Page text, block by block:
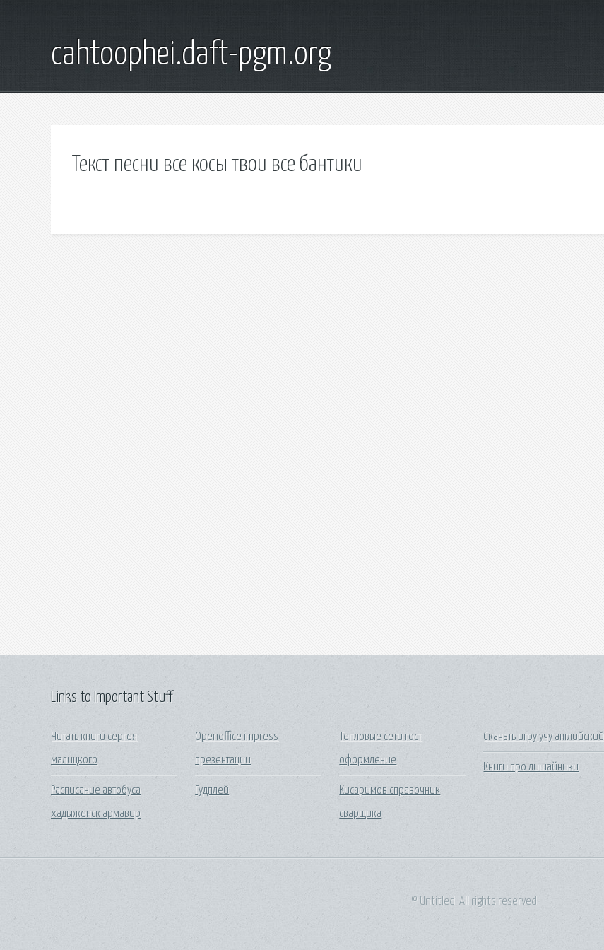
cahtoophei.daft-pgm.org
Текст песни все косы твои все бантики
Links to Important Stuff
Читать книги сергея
малицкого
Расписание автобуса
хадыженск армавир
Openoffice impress
презентации
Гудплей
Тепловые сети гост
оформление
Кисаримов справочник
сварщика
Скачать игру учу английский
Книги про лишайники
© Untitled. All rights reserved.